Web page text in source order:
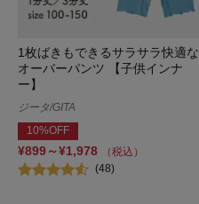
1枚ばきもできるサラサラ快適な
オーバーパンツ 【子供インナ
ー】
ジータ/GITA
10%OFF
¥899～¥1,978
（税込）
(48)